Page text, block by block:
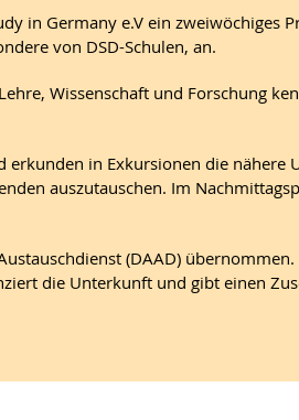
in Germany e.V ein zweiwöchiges
von DSD-Schulen, an.
Wissenschaft und Forschung
erkunden in Exkursionen die nähere
auszutauschen. Im
(DAAD) übernommen.
die Unterkunft und gibt einen